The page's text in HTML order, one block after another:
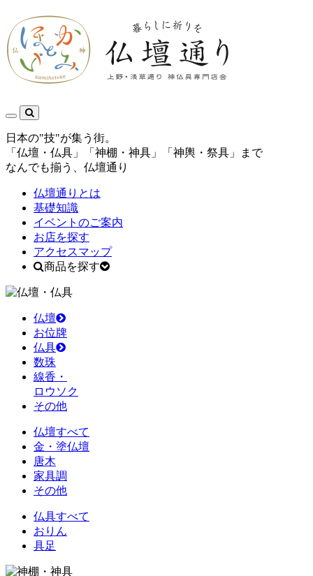
日本の"技"が集う街。
「仏壇・仏具」「神棚・神具」「神輿・祭具」まで
なんでも揃う、仏壇通り
仏壇通りとは
基礎知識
イベントのご案内
お店を探す
アクセスマップ
商品を探す
仏壇
お位牌
仏具
数珠
線香・
ロウソク
その他
仏壇すべて
金・塗仏壇
唐木
家具調
その他
仏具すべて
おりん
具足